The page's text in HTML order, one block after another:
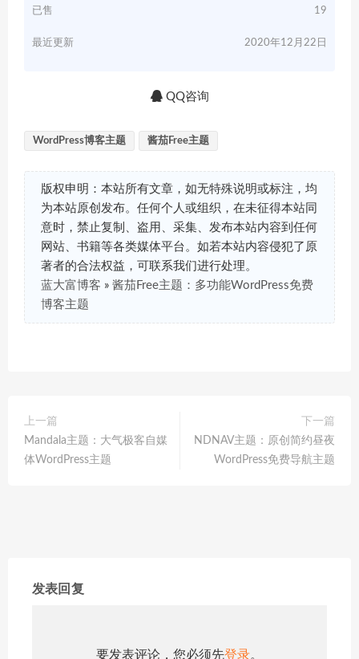
已售 19
最近更新 2020年12月22日
QQ咨询
WordPress博客主题 酱茄Free主题
版权申明：本站所有文章，如无特殊说明或标注，均
为本站原创发布。任何个人或组织，在未征得本站同
意时，禁止复制、盗用、采集、发布本站内容到任何
网站、书籍等各类媒体平台。如若本站内容侵犯了原
著者的合法权益，可联系我们进行处理。
蓝大富博客 » 酱茄Free主题：多功能WordPress免费
博客主题
上一篇
Mandala主题：大气极客自媒
体WordPress主题
下一篇
NDNAV主题：原创简约昼夜
WordPress免费导航主题
发表回复
要发表评论，您必须先登录。